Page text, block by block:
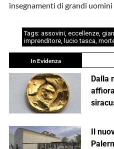
insegnamenti di grandi uomini
Tags: assovini, eccellenze,
imprenditore, lucio tasca,
In Evidenza
Dalla
Il